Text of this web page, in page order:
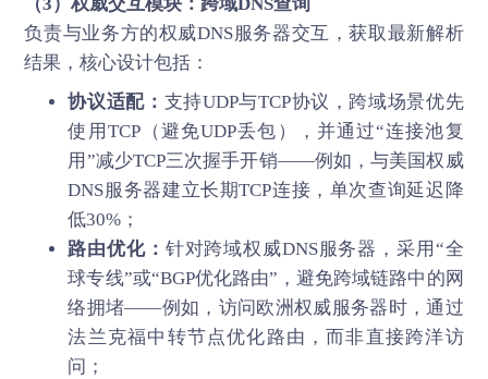
（3）权威交互模块：跨域DNS查询
负责与业务方的权威DNS服务器交互，获取最新解析
结果，核心设计包括：
协议适配： 支持UDP与TCP协议，跨域场景优先
使用TCP（避免UDP丢包），并通过“连接池复
用”减少TCP三次握手开销——例如，与美国权威
DNS服务器建立长期TCP连接，单次查询延迟降
低30%；
路由优化： 针对跨域权威DNS服务器，采用“全
球专线”或“BGP优化路由”，避免跨域链路中的网
络拥堵——例如，访问欧洲权威服务器时，通过
法兰克福中转节点优化路由，而非直接跨洋访
问；